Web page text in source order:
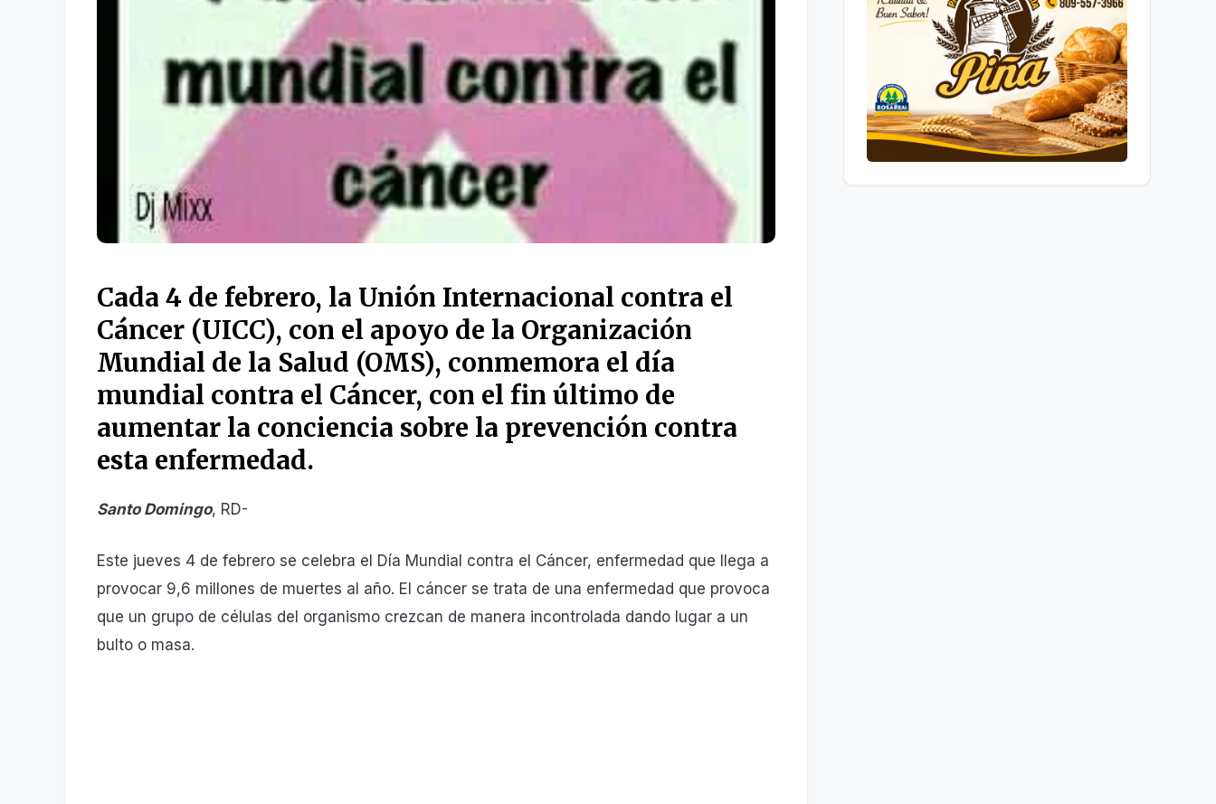
Cada 4 de febrero, la Unión Internacional contra el
Cáncer (UICC), con el apoyo de la Organización
Mundial de la Salud (OMS), conmemora el día
mundial contra el Cáncer, con el fin último de
aumentar la conciencia sobre la prevención contra
esta enfermedad.
Santo Domingo, RD-
Este jueves 4 de febrero se celebra el Día Mundial contra el Cáncer, enfermedad que llega a
provocar 9,6 millones de muertes al año. El cáncer se trata de una enfermedad que provoca
que un grupo de células del organismo crezcan de manera incontrolada dando lugar a un
bulto o masa.